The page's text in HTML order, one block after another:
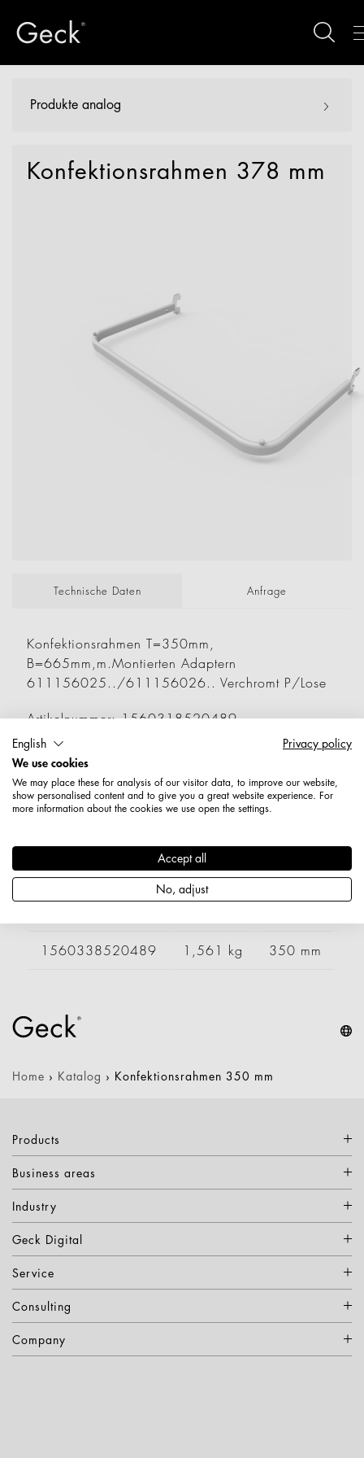
Produkte analog
Konfektionsrahmen 378 mm
Technische Daten Anfrage
Konfektionsrahmen T=350mm,
B=665mm,m.Montierten Adaptern
611156025../611156026.. Verchromt P/Lose
Artikelnummer: 1560318520489
Länge: 378 mm
Breite: 660 mm
Nettogewicht: 1,140 kg
Artikelnummer Gewicht Länge
1560338520489 1,561 kg 350 mm
Home › Katalog › Konfektionsrahmen 350 mm
Products
Business areas
Industry
Geck Digital
Service
Consulting
Company
English
Privacy policy
We use cookies
We may place these for analysis of our visitor data, to improve our website,
show personalised content and to give you a great website experience. For
more information about the cookies we use open the settings.
Accept all
No, adjust